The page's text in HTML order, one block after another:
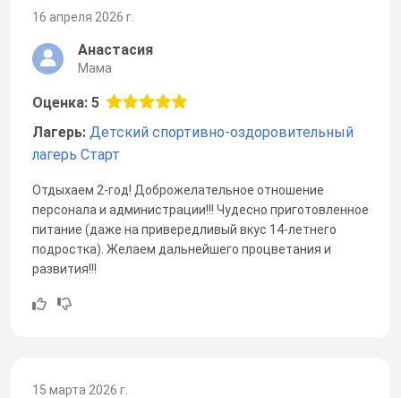
16 апреля 2026 г.
Анастасия
Мама
Оценка: 5
Лагерь: Детский спортивно-оздоровительный
лагерь Старт
Отдыхаем 2-год! Доброжелательное отношение
персонала и администрации!!! Чудесно приготовленное
питание (даже на привередливый вкус 14-летнего
подростка). Желаем дальнейшего процветания и
развития!!!
15 марта 2026 г.